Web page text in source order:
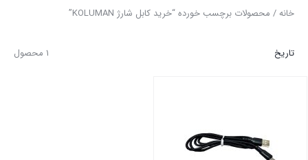
خانه/ محصولات برچسب خورده “خرید کابل شارژ KOLUMAN”
1 محصول تاریخ